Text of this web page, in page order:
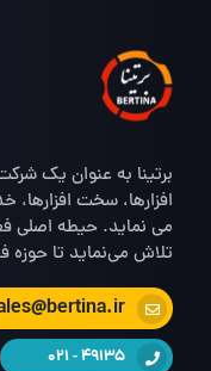
برتینا به عنوان یک
افزارها، سخت
می نماید. حیطه اصلی
تلاش می‌نماید تا
49135 - 021